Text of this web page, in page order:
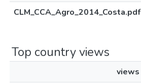
CLM_CCA_Agro_2014_Costa.pdf
Top country views
views